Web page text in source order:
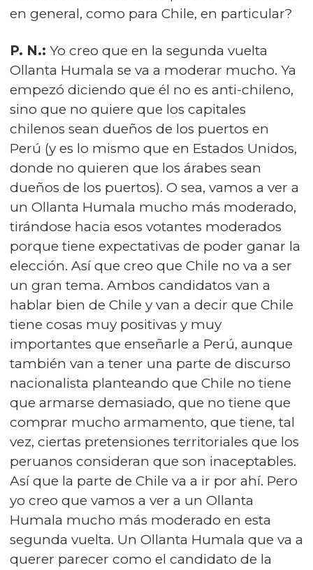
en general, como para Chile, en particular?
P. N.: Yo creo que en la segunda vuelta
Ollanta Humala se va a moderar mucho. Ya
empezó diciendo que él no es anti-chileno,
sino que no quiere que los capitales
chilenos sean dueños de los puertos en
Perú (y es lo mismo que en Estados Unidos,
donde no quieren que los árabes sean
dueños de los puertos). O sea, vamos a ver a
un Ollanta Humala mucho más moderado,
tirándose hacia esos votantes moderados
porque tiene expectativas de poder ganar la
elección. Así que creo que Chile no va a ser
un gran tema. Ambos candidatos van a
hablar bien de Chile y van a decir que Chile
tiene cosas muy positivas y muy
importantes que enseñarle a Perú, aunque
también van a tener una parte de discurso
nacionalista planteando que Chile no tiene
que armarse demasiado, que no tiene que
comprar mucho armamento, que tiene, tal
vez, ciertas pretensiones territoriales que los
peruanos consideran que son inaceptables.
Así que la parte de Chile va a ir por ahí. Pero
yo creo que vamos a ver a un Ollanta
Humala mucho más moderado en esta
segunda vuelta. Un Ollanta Humala que va a
querer parecer como el candidato de la